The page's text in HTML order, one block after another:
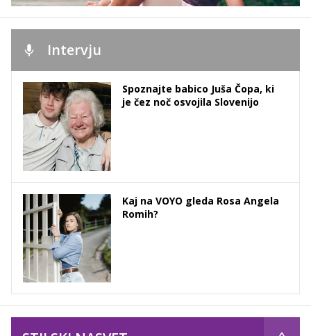
Intervju
Spoznajte babico Juša Čopa, ki
je čez noč osvojila Slovenijo
Kaj na VOYO gleda Rosa Angela
Romih?